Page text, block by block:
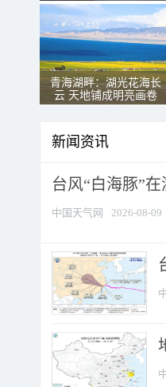
青海湖畔：湖光花海长
云 天地铺成明亮画卷
新闻资讯
台风“白海豚”
中国天气网 2026-08-09